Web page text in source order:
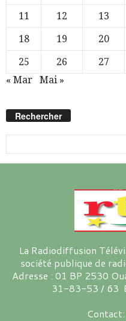
11
12 13
18
19 20
25
26 27
« Mar
Mai »
Rechercher
La Radiodiffusion
société publique de
Adresse : 01 BP 2530
31-83-53 / 63
Contact: